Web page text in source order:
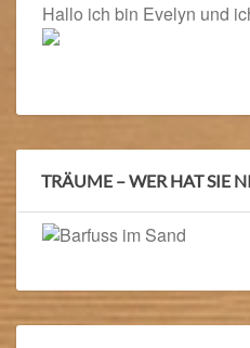
Hallo ich bin Evelyn und
TRÄUME – WER HAT SIE